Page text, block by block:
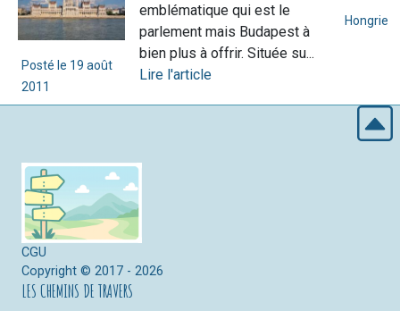
Posté le 19 août
2011
emblématique qui est le
parlement mais Budapest à
bien plus à offrir. Située su...
Lire l'article
Hongrie
CGU
Copyright © 2017 - 2026
LES CHEMINS DE TRAVERS